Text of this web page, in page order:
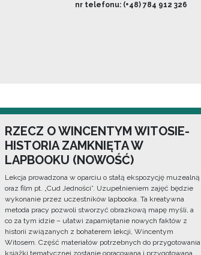
nr telefonu: (+48) 784 912 326
RZECZ O WINCENTYM WITOSIE-
HISTORIA ZAMKNIĘTA W
LAPBOOKU (NOWOŚĆ)
Lekcja prowadzona w oparciu o stałą ekspozycję muzealną
oraz film pt. „Cud Jedności”. Uzupełnieniem zajęć będzie
wykonanie przez uczestników lapbooka. Ta kreatywna
metoda pracy pozwoli stworzyć obrazkową mapę myśli, a
co za tym idzie – ułatwi zapamiętanie nowych faktów z
historii związanych z bohaterem lekcji, Wincentym
Witosem. Część materiałów potrzebnych do przygotowania